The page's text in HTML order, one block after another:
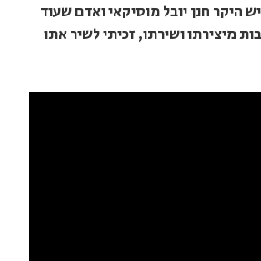
היקר חנן יובל מוסיקאי ואדם שעוד
מיצירתו ושירתו, זכיתי לשיר אתו